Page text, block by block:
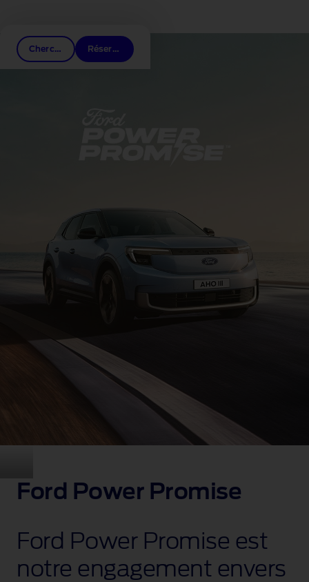
Cherchez un distributeur Réservez un essai
Ford Power Promise
Ford Power Promise est
notre engagement envers